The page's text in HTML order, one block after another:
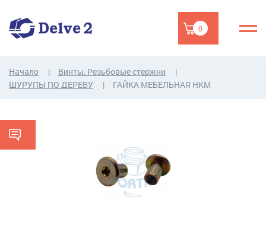
0
Начало
Винты, Резьбовые стержни
ШУРУПЫ ПО ДЕРЕВУ
ГАЙКА МЕБЕЛЬНАЯ HKM